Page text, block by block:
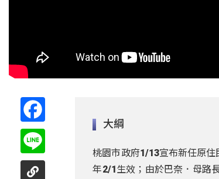
大綱
桃園市政府1/13宣布新任原
年2/1生效；由於巴奈．母路